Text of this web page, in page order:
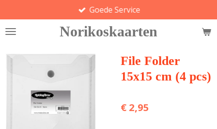
direct
naar
hoofdinhoud
Norikoskaarten
Goede Service
File Folder
15x15 cm (4 pcs)
€ 2,95